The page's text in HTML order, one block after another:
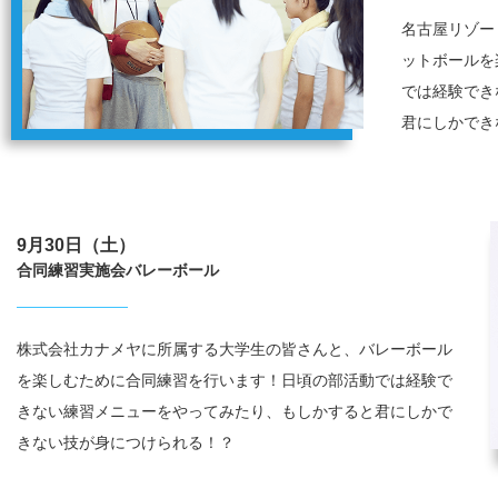
名古屋リゾ
ットボール
では経験で
君にしかで
9月30日（土）
合同練習実施会バレーボール
株式会社カナメヤに所属する大学生の皆さんと、バレーボール
を楽しむために合同練習を行います！日頃の部活動では経験で
きない練習メニューをやってみたり、もしかすると君にしかで
きない技が身につけられる！？